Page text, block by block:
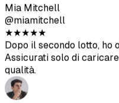
Sofia Chen
@sofiachen
★★★★★
Le foto sembrano
aiutato a ottenere più
perfette ma vale